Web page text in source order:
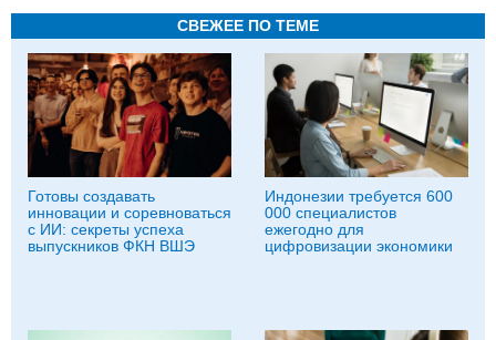
СВЕЖЕЕ ПО ТЕМЕ
Готовы создавать
инновации и соревноваться
с ИИ: секреты успеха
выпускников ФКН ВШЭ
Индонезии требуется 600
000 специалистов
ежегодно для
цифровизации экономики